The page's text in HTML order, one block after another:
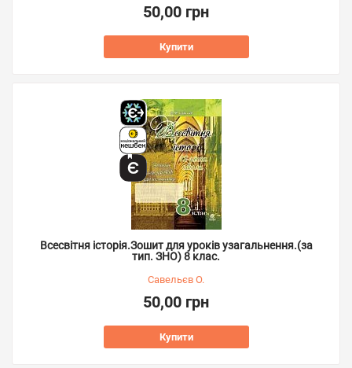
50,00 грн
Купити
Всесвітня історія.Зошит для уроків узагальнення.(за
тип. ЗНО) 8 клас.
Савельєв О.
50,00 грн
Купити